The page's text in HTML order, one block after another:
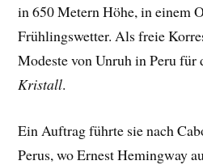
in 650 Metern Höhe, in einem
Frühlingswetter. Als freie
Modeste von Unruh in Peru für
Kristall.
Ein Auftrag führte sie nach
Perus, wo Ernest Hemingway